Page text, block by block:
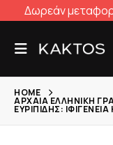
Δωρεάν
HOME
ΑΡΧΑΊΑ ΕΛΛΗΝΙΚΉ
ΕΥΡΙΠΊΔΗΣ: ΙΦΙΓΈΝΕΙΑ